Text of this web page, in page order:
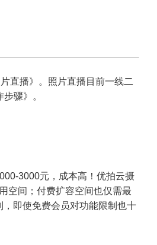
直播》
。照片直播目前一线二
步骤》 。
3000元，成本高！优拍云摄
空间；付费扩容空间也仅需最
，即使免费会员对功能限制也十